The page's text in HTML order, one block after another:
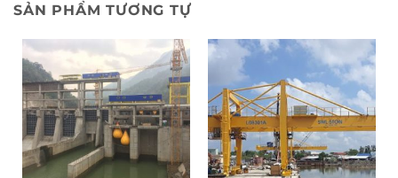
SẢN PHẨM TƯƠNG TỰ